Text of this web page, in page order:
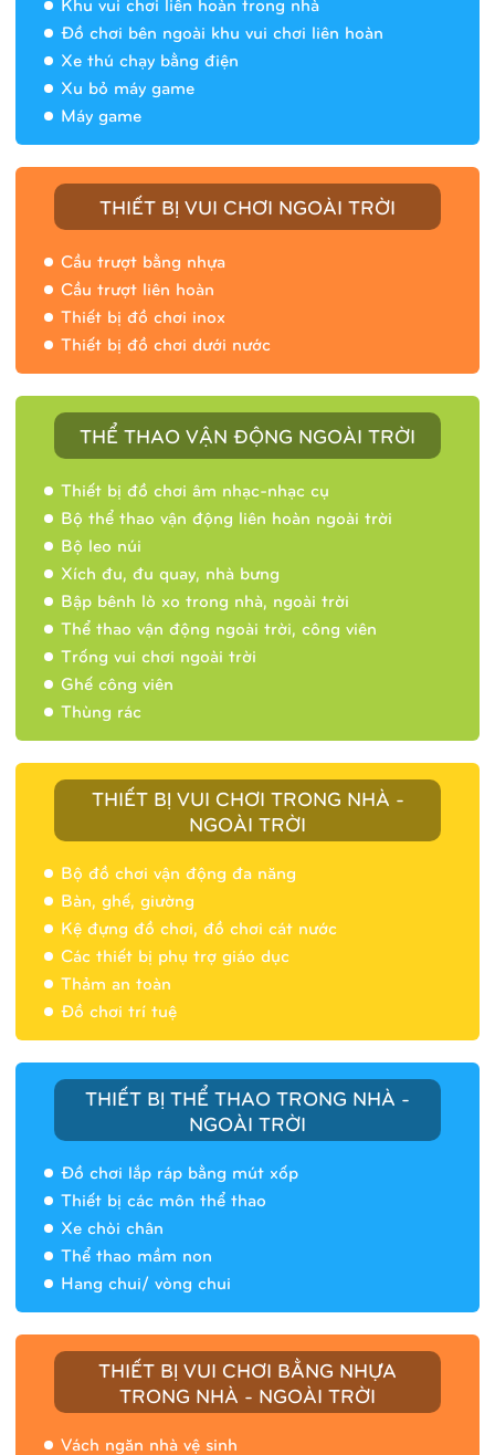
Đồ chơi bên ngoài khu vui chơi liên hoàn
Xe thú chạy bằng điện
Xu bỏ máy game
Máy game
THIẾT BỊ VUI CHƠI NGOÀI TRỜI
Cầu trượt bằng nhựa
Cầu trượt liên hoàn
Thiết bị đồ chơi inox
Thiết bị đồ chơi dưới nước
THỂ THAO VẬN ĐỘNG NGOÀI TRỜI
Thiết bị đồ chơi âm nhạc-nhạc cụ
Bộ thể thao vận động liên hoàn ngoài trời
Bộ leo núi
Xích đu, đu quay, nhà bưng
Bập bênh lò xo trong nhà, ngoài trời
Thể thao vận động ngoài trời, công viên
Trống vui chơi ngoài trời
Ghế công viên
Thùng rác
THIẾT BỊ VUI CHƠI TRONG NHÀ -
NGOÀI TRỜI
Bộ đồ chơi vận động đa năng
Bàn, ghế, giường
Kệ đựng đồ chơi, đồ chơi cát nước
Các thiết bị phụ trợ giáo dục
Thảm an toàn
Đồ chơi trí tuệ
THIẾT BỊ THỂ THAO TRONG NHÀ -
NGOÀI TRỜI
Đồ chơi lắp ráp bằng mút xốp
Thiết bị các môn thể thao
Xe chòi chân
Thể thao mầm non
Hang chui/ vòng chui
THIẾT BỊ VUI CHƠI BẰNG NHỰA
TRONG NHÀ - NGOÀI TRỜI
Vách ngăn nhà vệ sinh
Nhà banh 9H5404
Nhà banh 9H5408